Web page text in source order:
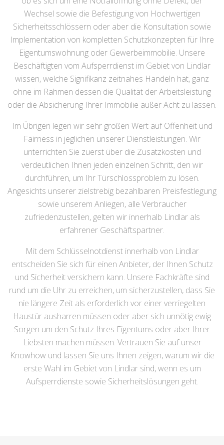
Wechsel sowie die Befestigung von Hochwertigen
Sicherheitsschlössern oder aber die Konsultation sowie
Implementation von kompletten Schutzkonzepten für Ihre
Eigentumswohnung oder Gewerbeimmobilie. Unsere
Beschäftigten vom Aufsperrdienst im Gebiet von Lindlar
wissen, welche Signifikanz zeitnahes Handeln hat, ganz
ohne im Rahmen dessen die Qualität der Arbeitsleistung
oder die Absicherung Ihrer Immobilie außer Acht zu lassen.
Im Übrigen legen wir sehr großen Wert auf Offenheit und
Fairness in jeglichen unserer Dienstleistungen. Wir
unterrichten Sie zuerst über die Zusatzkosten und
verdeutlichen Ihnen jeden einzelnen Schritt, den wir
durchführen, um Ihr Türschlossproblem zu lösen.
Angesichts unserer zielstrebig bezahlbaren Preisfestlegung
sowie unserem Anliegen, alle Verbraucher
zufriedenzustellen, gelten wir innerhalb Lindlar als
erfahrener Geschäftspartner.
Mit dem Schlüsselnotdienst innerhalb von Lindlar
entscheiden Sie sich für einen Anbieter, der Ihnen Schutz
und Sicherheit versichern kann. Unsere Fachkräfte sind
rund um die Uhr zu erreichen, um sicherzustellen, dass Sie
nie längere Zeit als erforderlich vor einer verriegelten
Haustür ausharren müssen oder aber sich unnötig ewig
Sorgen um den Schutz Ihres Eigentums oder aber Ihrer
Liebsten machen müssen. Vertrauen Sie auf unser
Knowhow und lassen Sie uns Ihnen zeigen, warum wir die
erste Wahl im Gebiet von Lindlar sind, wenn es um
Aufsperrdienste sowie Sicherheitslösungen geht.